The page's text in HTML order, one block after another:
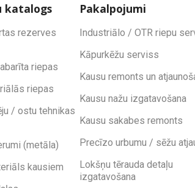
katalogs
rezerves
riepas
riepas
/ ostu tehnikas
(metāla)
kausiem
Pakalpojumi
Industriālo / OTR riepu
Kāpurkēžu serviss
Kausu remonts un
Kausu nažu izgatavošana
Kausu sakabes remonts
Precīzo urbumu / sēžu
Lokšņu tērauda detaļu
izgatavošana